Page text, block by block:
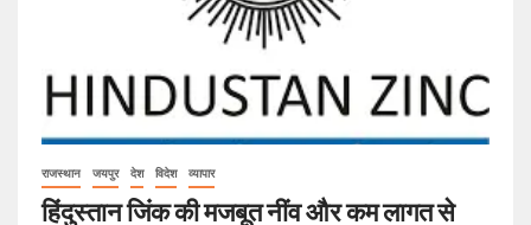
राजस्थान जयपुर देश विदेश व्यापार
हिंदुस्तान जिंक की मजबूत नींव और कम लागत से